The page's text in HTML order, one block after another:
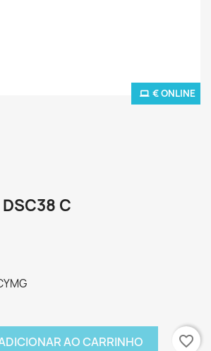
€ ONLINE
C
AO CARRINHO favorite_border